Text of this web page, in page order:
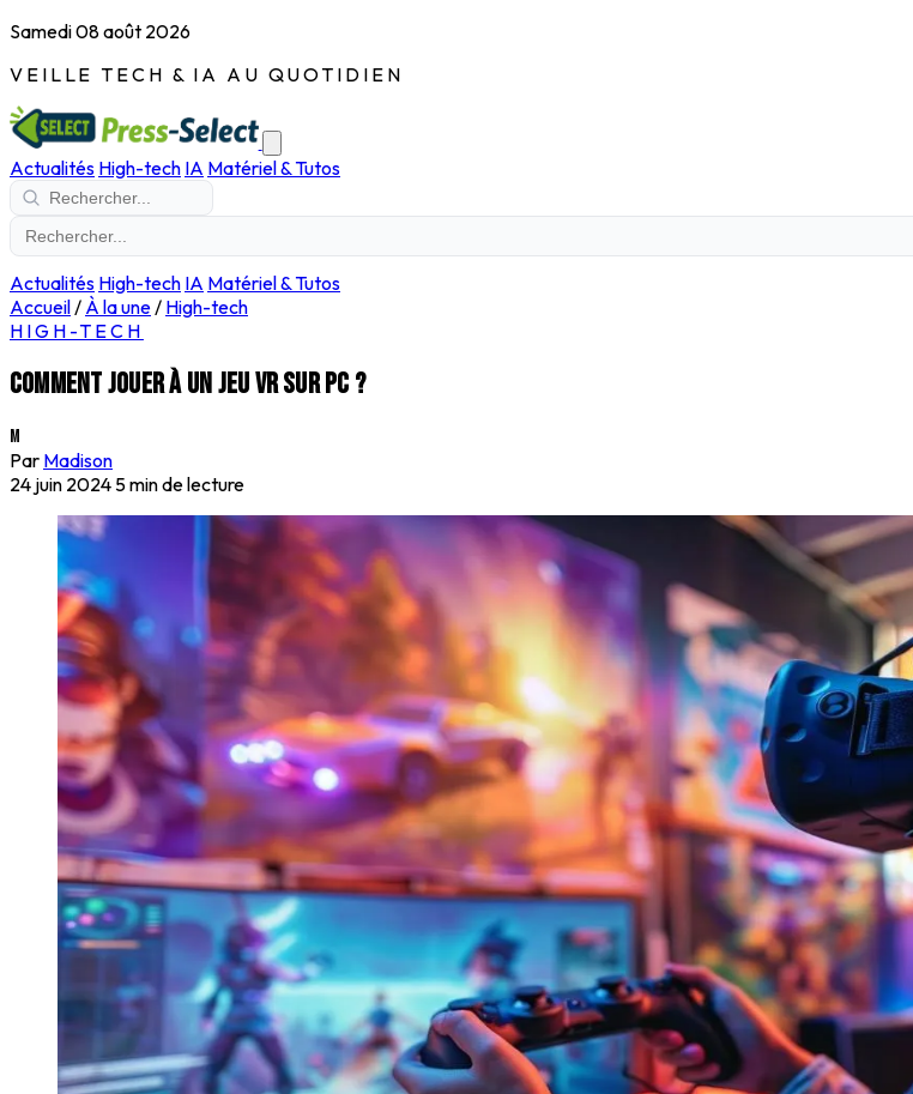
Samedi 08 août 2026
VEILLE TECH & IA AU QUOTIDIEN
Actualités High-tech IA Matériel & Tutos
Actualités High-tech IA Matériel & Tutos
Accueil/ À la une/ High-tech
HIGH-TECH
Comment jouer à un jeu VR sur PC ?
M
Par Madison
24 juin 2024 5 min de lecture